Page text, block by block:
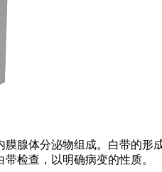
腺体分泌物组成。白带的形
检查，以明确病变的性质。